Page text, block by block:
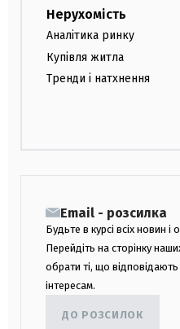
Нерухомість
Аналітика ринку
Купівля житла
Тренди і натхнення
Email - розсилка
Будьте в курсі всіх новин і
Перейдіть на сторінку
обрати ті, що
інтересам.
ДО РОЗСИЛОК